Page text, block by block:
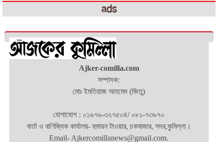
ads
Ajker-comilla.com
সম্পাদক:
মোঃ ইমতিয়াজ আহমেদ (জিতু)
যোগাযোগ : ০১৬৭৬-৩২৭৫০৪/ ০৮১-৭৩৯৭০
বার্তা ও বাণিজ্যিক কার্যালয়- হুমায়ন টাওয়ার, চকবাজার, সদর,কুমিল্লা।
Email- Ajkercomillanews@gmail.com.